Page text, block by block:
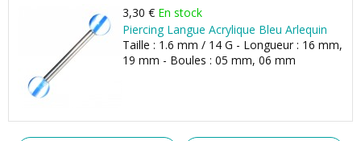
3,30 € En stock
Piercing Langue Acrylique Bleu Arlequin
Taille : 1.6 mm / 14 G - Longueur : 16 mm,
19 mm - Boules : 05 mm, 06 mm